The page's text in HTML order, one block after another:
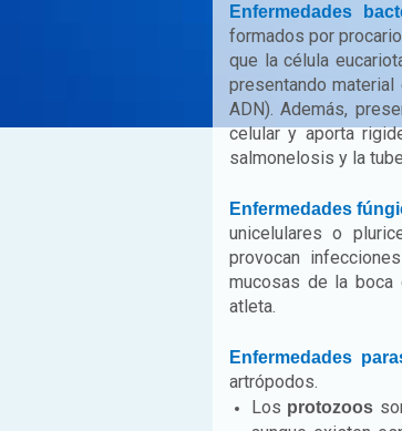
Enfermedades
formados por
que la célula
presentando
ADN). Además,
celular y aporta
salmonelosis y la
Enfermedades
unicelulares o
provocan
mucosas de la boca
atleta.
Enfermedades
artrópodos.
Los protozoos